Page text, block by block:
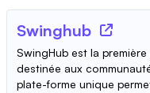
Swinghub
SwingHub est la
destinée aux
plate-forme unique